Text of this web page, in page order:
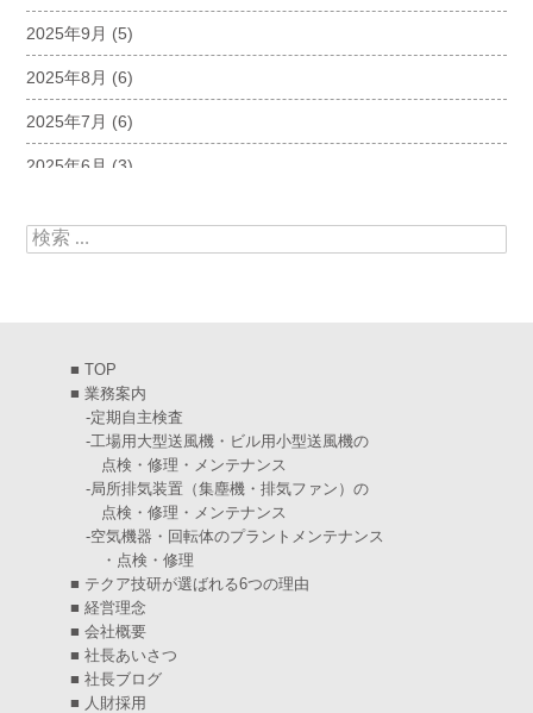
2025年9月 (5)
2025年8月 (6)
2025年7月 (6)
2025年6月 (3)
2025年4月(5)
2025年1月(7)
2024年12月(4)
2024年11月(6)
2024年10月(5)
2024年9月(4)
2024年8月(5)
2024年7月(6)
2024年6月 (4)
検索:
■ TOP
■ 業務案内
-定期自主検査
-工場用大型送風機・ビル用小型送風機の
点検・修理・メンテナンス
-局所排気装置（集塵機・排気ファン）の
点検・修理・メンテナンス
-空気機器・回転体のプラントメンテナンス
・点検・修理
■ テクア技研が選ばれる6つの理由
■ 経営理念
■ 会社概要
■ 社長あいさつ
■ 社長ブログ
■ 人財採用